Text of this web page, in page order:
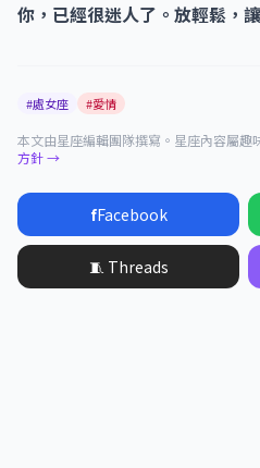
你，已經很迷人了。放輕鬆，
#處女座 #愛情
本文由星座編輯團隊撰寫。星座內容屬趣
方針 →
fFacebook
🧵 Threads